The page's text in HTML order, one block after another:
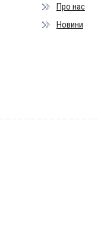
Про нас
Новини